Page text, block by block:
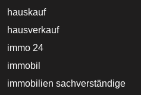
hauskauf
hausverkauf
immo 24
immobil
immobilien sachverständige